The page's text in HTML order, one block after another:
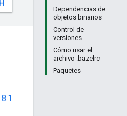
Dependencias de
objetos binarios
Control de
versiones
Cómo usar el
archivo .bazelrc
Paquetes
8.1